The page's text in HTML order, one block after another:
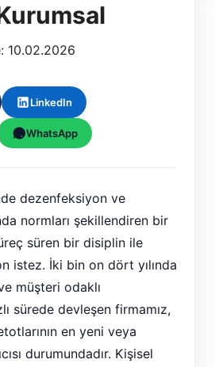
10.02.2026
LinkedIn
WhatsApp
dezenfeksiyon ve
normları şekillendiren bir
süren bir disiplin ile
istez. İki bin on dört yılında
müşteri odaklı
sürede devleşen firmamız,
en yeni veya
durumundadır. Kişisel